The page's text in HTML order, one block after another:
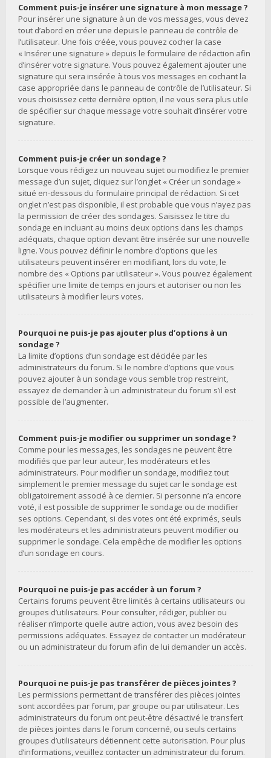
Comment puis-je insérer une signature à mon message ?
Pour insérer une signature à un de vos messages, vous devez
tout d’abord en créer une depuis le panneau de contrôle de
l’utilisateur. Une fois créée, vous pouvez cocher la case
« Insérer une signature » depuis le formulaire de rédaction afin
d’insérer votre signature. Vous pouvez également ajouter une
signature qui sera insérée à tous vos messages en cochant la
case appropriée dans le panneau de contrôle de l’utilisateur. Si
vous choisissez cette dernière option, il ne vous sera plus utile
de spécifier sur chaque message votre souhait d’insérer votre
signature.
Comment puis-je créer un sondage ?
Lorsque vous rédigez un nouveau sujet ou modifiez le premier
message d’un sujet, cliquez sur l’onglet « Créer un sondage »
situé en-dessous du formulaire principal de rédaction. Si cet
onglet n’est pas disponible, il est probable que vous n’ayez pas
la permission de créer des sondages. Saisissez le titre du
sondage en incluant au moins deux options dans les champs
adéquats, chaque option devant être insérée sur une nouvelle
ligne. Vous pouvez définir le nombre d’options que les
utilisateurs peuvent insérer en modifiant, lors du vote, le
nombre des « Options par utilisateur ». Vous pouvez également
spécifier une limite de temps en jours et autoriser ou non les
utilisateurs à modifier leurs votes.
Pourquoi ne puis-je pas ajouter plus d’options à un
sondage ?
La limite d’options d’un sondage est décidée par les
administrateurs du forum. Si le nombre d’options que vous
pouvez ajouter à un sondage vous semble trop restreint,
essayez de demander à un administrateur du forum s’il est
possible de l’augmenter.
Comment puis-je modifier ou supprimer un sondage ?
Comme pour les messages, les sondages ne peuvent être
modifiés que par leur auteur, les modérateurs et les
administrateurs. Pour modifier un sondage, modifiez tout
simplement le premier message du sujet car le sondage est
obligatoirement associé à ce dernier. Si personne n’a encore
voté, il est possible de supprimer le sondage ou de modifier
ses options. Cependant, si des votes ont été exprimés, seuls
les modérateurs et les administrateurs peuvent modifier ou
supprimer le sondage. Cela empêche de modifier les options
d’un sondage en cours.
Pourquoi ne puis-je pas accéder à un forum ?
Certains forums peuvent être limités à certains utilisateurs ou
groupes d’utilisateurs. Pour consulter, rédiger, publier ou
réaliser n’importe quelle autre action, vous avez besoin des
permissions adéquates. Essayez de contacter un modérateur
ou un administrateur du forum afin de lui demander un accès.
Pourquoi ne puis-je pas transférer de pièces jointes ?
Les permissions permettant de transférer des pièces jointes
sont accordées par forum, par groupe ou par utilisateur. Les
administrateurs du forum ont peut-être désactivé le transfert
de pièces jointes dans le forum concerné, ou seuls certains
groupes d’utilisateurs détiennent cette autorisation. Pour plus
d’informations, veuillez contacter un administrateur du forum.